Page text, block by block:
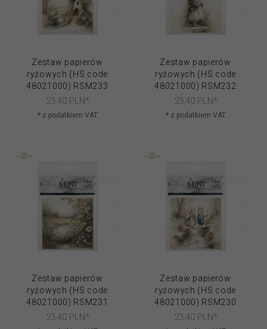
Zestaw papierów
ryżowych (HS code
48021000) RSM233
23,40 PLN*
* z podatkiem VAT
Zestaw papierów
ryżowych (HS code
48021000) RSM232
23,40 PLN*
* z podatkiem VAT
Zestaw papierów
ryżowych (HS code
48021000) RSM231
23,40 PLN*
Zestaw papierów
ryżowych (HS code
48021000) RSM230
23,40 PLN*